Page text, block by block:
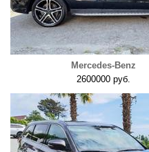
Mercedes-Benz
2600000 руб.